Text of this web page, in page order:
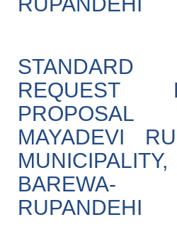
STANDARD
REQUEST
MAYADEVI
MUNICIPALITY,
BAREWA-
RUPANDEHI